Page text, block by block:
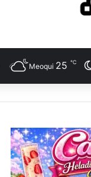
Meoqui 25 ℃